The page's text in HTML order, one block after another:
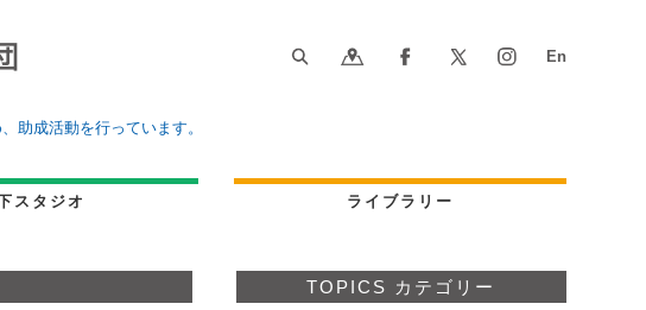
助成活動を行っています。
スタジオ ライブラリー
TOPICS カテゴリー